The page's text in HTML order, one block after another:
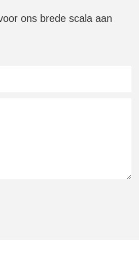
ons brede scala aan